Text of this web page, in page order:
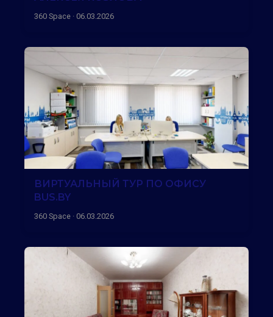
360 Space · 06.03.2026
ВИРТУАЛЬНЫЙ ТУР ПО ОФИСУ
BUS.BY
360 Space · 06.03.2026